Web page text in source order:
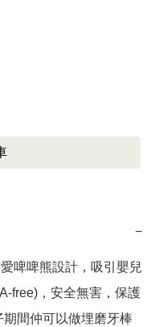
−
啤啤熊設計，吸引嬰兒
free)，安全無害，保護
間仲可以做埋磨牙棒